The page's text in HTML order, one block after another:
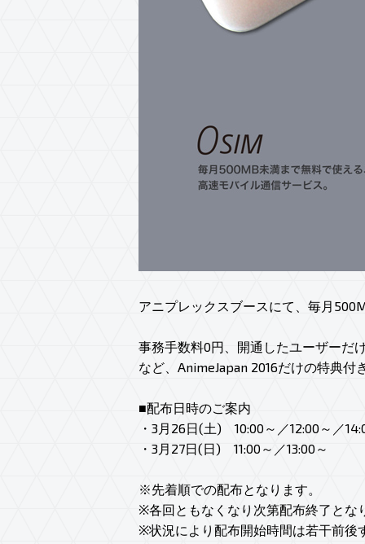
アニプレックスブースにて、毎月
事務手数料0円、開通したユーザーだ
など、AnimeJapan 2016だけの特典付
■配布日時のご案内
・3月26日(土) 10:00～／12:00～／
・3月27日(日) 11:00～／13:00～
※先着順での配布となります。
※各回ともなくなり次第配布終了とな
※状況により配布開始時間は若干前後